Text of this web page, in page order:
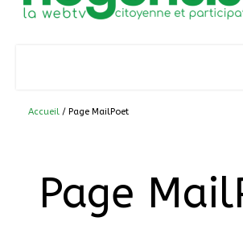
Accueil / Page MailPoet
Page